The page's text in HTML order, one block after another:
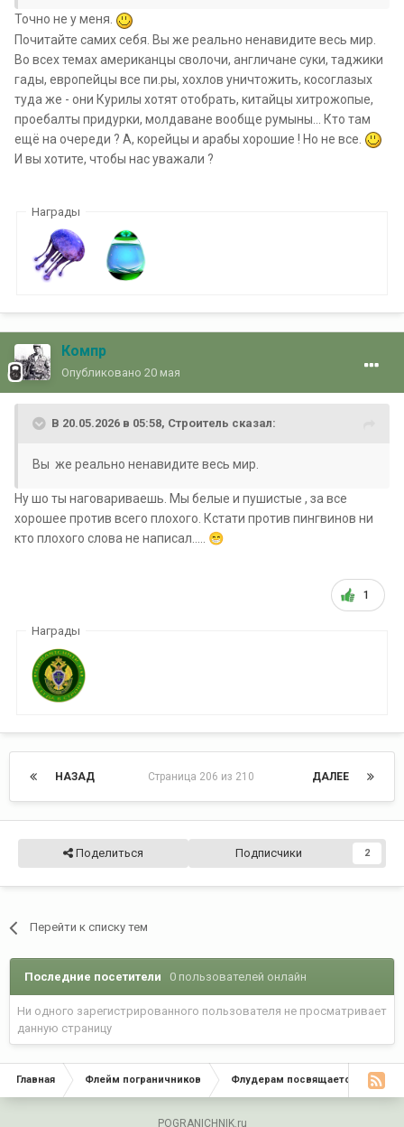
Точно не у меня.
Почитайте самих себя. Вы же реально ненавидите весь мир.
Во всех темах американцы сволочи, англичане суки, таджики
гады, европейцы все пи.ры, хохлов уничтожить, косоглазых
туда же - они Курилы хотят отобрать, китайцы хитрожопые,
проебалты придурки, молдаване вообще румыны... Кто там
ещё на очереди ? А, корейцы и арабы хорошие ! Но не все.
И вы хотите, чтобы нас уважали ?
Награды
Компр
Опубликовано 20 мая
В 20.05.2026 в 05:58, Строитель сказал:
Вы же реально ненавидите весь мир.
Ну шо ты наговариваешь. Мы белые и пушистые , за все
хорошее против всего плохого. Кстати против пингвинов ни
кто плохого слова не написал..... 😁
1
Награды
НАЗАД ДАЛЕЕ
Страница 206 из 210
Поделиться Подписчики 2
Перейти к списку тем
Последние посетители 0 пользователей онлайн
Ни одного зарегистрированного пользователя не просматривает
данную страницу
Главная Флейм пограничников Флудерам посвящается
POGRANICHNIK.ru